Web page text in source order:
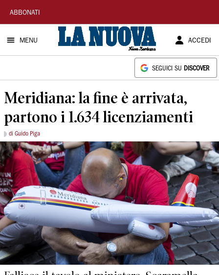
La
Nuova
Sardegna
ABBONATI
MENU ACCEDI
SEGUICI SU DISCOVER
Meridiana: la fine è arrivata,
partono i 1.634 licenziamenti
di Guido Piga